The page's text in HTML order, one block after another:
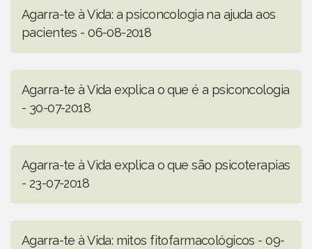
Agarra-te à Vida: a psiconcologia na ajuda aos
pacientes - 06-08-2018
Agarra-te à Vida explica o que é a psiconcologia
- 30-07-2018
Agarra-te à Vida explica o que são psicoterapias
- 23-07-2018
Agarra-te à Vida: mitos fitofarmacológicos - 09-